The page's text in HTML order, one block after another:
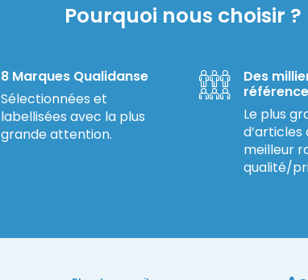
Pourquoi nous choisir ?
8 Marques Qualidanse
Sélectionnées et
labellisées avec la plus
grande attention.
Des
Le plus
d’articles
meilleur
qualité/